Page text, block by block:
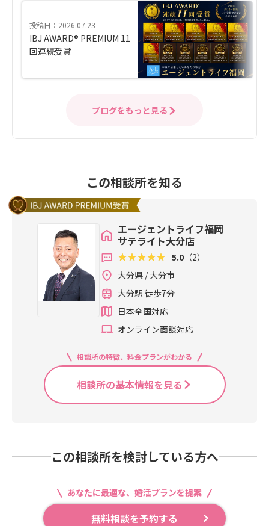
投稿日：2026.07.23
IBJ AWARD® PREMIUM 11
回連続受賞
ブログをもっと見る
この相談所を知る
エージェントライフ福岡
サテライト大分店
5.0 （2）
大分県 / 大分市
大分駅 徒歩7分
日本全国対応
オンライン面談対応
相談所の特徴、料金プランがわかる
相談所の基本情報を見る
この相談所を検討している方へ
あなたに最適な、婚活プランを提案
無料相談を予約する